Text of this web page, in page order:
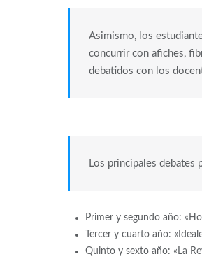
Asimismo, los
concurrir con afiches,
debatidos con los
Los principales debates
Primer y segundo año:
Tercer y cuarto año:
Quinto y sexto año: «La